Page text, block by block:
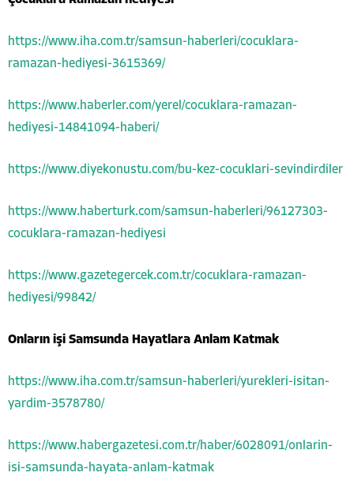
https://www.iha.com.tr/samsun-haberleri/cocuklara-
ramazan-hediyesi-3615369/
https://www.haberler.com/yerel/cocuklara-ramazan-
hediyesi-14841094-haberi/
https://www.diyekonustu.com/bu-kez-cocuklari-sevindirdiler
https://www.haberturk.com/samsun-haberleri/96127303-
cocuklara-ramazan-hediyesi
https://www.gazetegercek.com.tr/cocuklara-ramazan-
hediyesi/99842/
Onların işi Samsunda Hayatlara Anlam Katmak
https://www.iha.com.tr/samsun-haberleri/yurekleri-isitan-
yardim-3578780/
https://www.habergazetesi.com.tr/haber/6028091/onlarin-
isi-samsunda-hayata-anlam-katmak